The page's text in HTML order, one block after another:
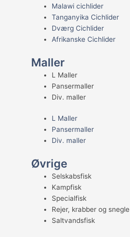
Malawi cichlider
Tanganyika Cichlider
Dværg Cichlider
Afrikanske Cichlider
Maller
L Maller
Pansermaller
Div. maller
L Maller
Pansermaller
Div. maller
Øvrige
Selskabsfisk
Kampfisk
Specialfisk
Rejer, krabber og snegle
Saltvandsfisk